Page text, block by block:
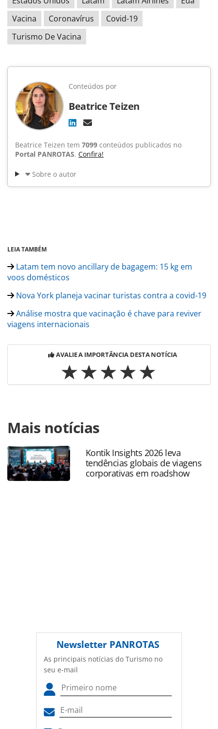
Vacina
Coronavírus
Covid-19
Turismo De Vacina
Conteúdos por
Beatrice Teizen
Beatrice Teizen tem 7099 conteúdos publicados no
Portal PANROTAS. Confira!
Sobre o autor
LEIA TAMBÉM
Latam tem novo ancillary de bagagem: 15 kg em
voos domésticos
Nova York planeja vacinar turistas contra a covid-19
Análise mostra que vacinação é chave para reviver
viagens internacionais
AVALIE A IMPORTÂNCIA DESTA NOTÍCIA
https://www.panrotas.com.br/aviacao/empresas/2021/05/
de-vacina-impulsiona-demanda-da-latam_181352.html ou
as ferramentas oferecidas na página. Todo o conteúdo
produzido pela PANROTAS Editora é protegido pela
legislação brasileira sobre direito autoral. Não reproduza o
conteúdo sem autorização da PANROTAS Editora
Mais notícias
Kontik Insights 2026 leva
tendências globais de viagens
corporativas em roadshow
Newsletter PANROTAS
As principais notícias do Turismo no
seu e-mail